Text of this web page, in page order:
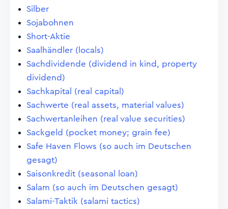
Silber
Sojabohnen
Short-Aktie
Saalhändler (locals)
Sachdividende (dividend in kind, property
dividend)
Sachkapital (real capital)
Sachwerte (real assets, material values)
Sachwertanleihen (real value securities)
Sackgeld (pocket money; grain fee)
Safe Haven Flows (so auch im Deutschen
gesagt)
Saisonkredit (seasonal loan)
Salam (so auch im Deutschen gesagt)
Salami-Taktik (salami tactics)